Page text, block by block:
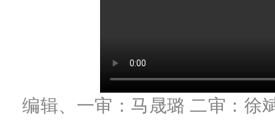
编辑、一审：马晟璐 二审：徐